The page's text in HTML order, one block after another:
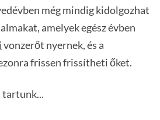
még mindig kidolgozhat
amelyek egész évben
vonzerőt nyernek, és a
frissen frissítheti őket.
tartunk...